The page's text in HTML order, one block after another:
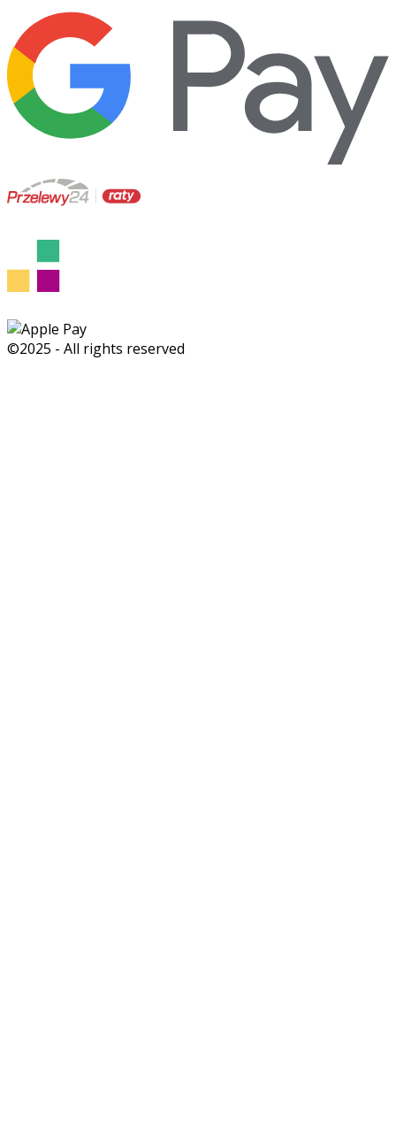
©2025 - All rights reserved